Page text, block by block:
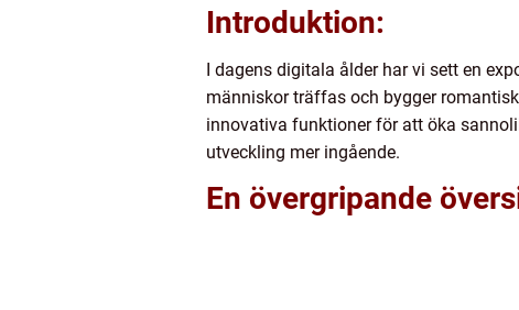
Introduktion:
I dagens digitala ålder har vi sett en
människor träffas och bygger
innovativa funktioner för att öka
utveckling mer ingående.
En övergripande